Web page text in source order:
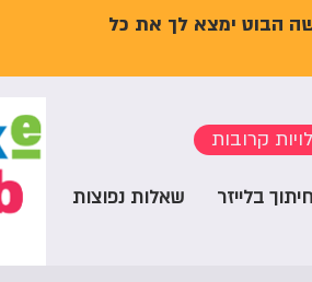
הבוט ימצא לך את כל
קרובות
חיתוך בלייזר שאלות נפוצות